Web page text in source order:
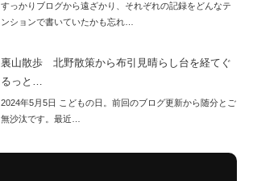
すっかりブログから遠ざかり、それぞれの記録をどんなテ
ンションで書いていたかも忘れ…
裏山散歩 北野散策から布引見晴らし台を経てぐ
るっと…
2024年5月5日 こどもの日。前回のブログ更新から随分とご
無沙汰です。最近…